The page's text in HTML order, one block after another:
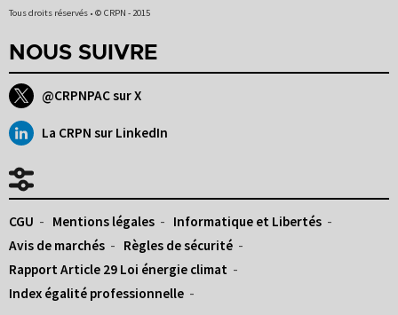
Tous droits réservés • © CRPN - 2015
NOUS SUIVRE
@CRPNPAC sur X
La CRPN sur LinkedIn
CGU Mentions légales
Informatique et Libertés
Avis de marchés
Règles de sécurité
Rapport Article 29 Loi énergie climat
Index égalité professionnelle